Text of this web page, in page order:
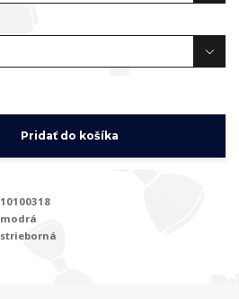
Pridať do košíka
10100318
modrá
strieborná